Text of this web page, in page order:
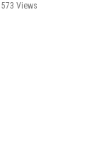
573 Views